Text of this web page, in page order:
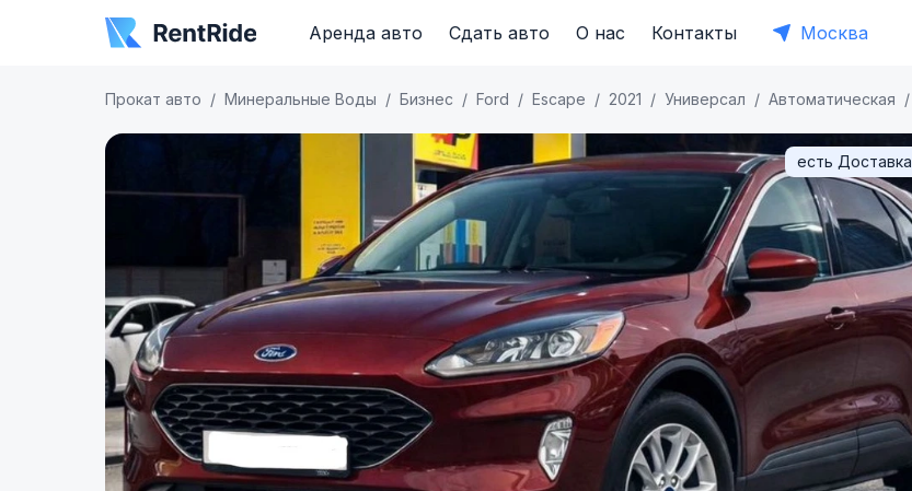
Аренда авто Сдать авто О нас Контакты Москва
Прокат авто Минеральные Воды Бизнес Ford Escape 2021 Универсал Автоматическая
есть Доставка